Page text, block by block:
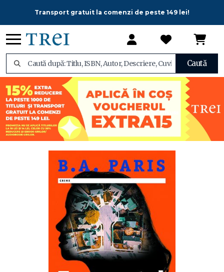
Transport gratuit la comenzi de peste 149 lei!
Caută